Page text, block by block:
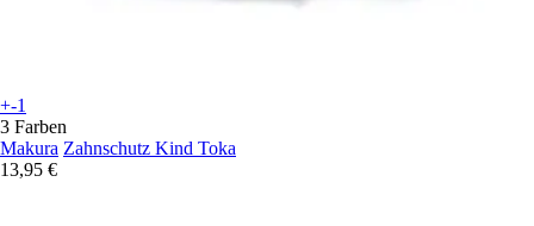
+-1
3 Farben
Makura Zahnschutz Kind Toka
13,95 €